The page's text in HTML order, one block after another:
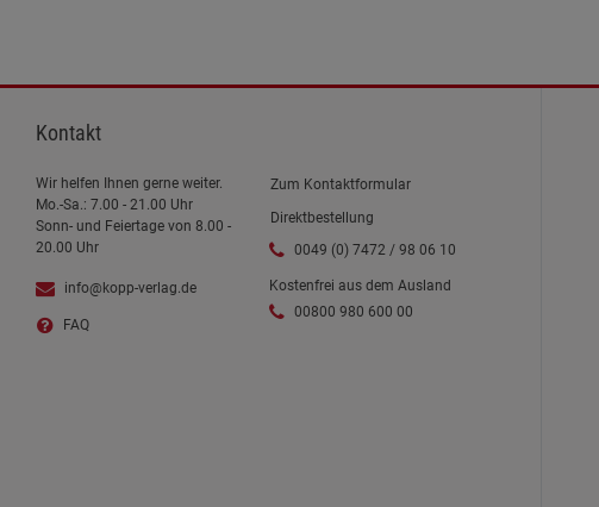
Kontakt
Wir helfen Ihnen gerne weiter.
Mo.-Sa.: 7.00 - 21.00 Uhr
Sonn- und Feiertage von 8.00 -
20.00 Uhr
info@kopp-verlag.de
FAQ
Zum Kontaktformular
Direktbestellung
0049 (0) 7472 / 98 06 10
Kostenfrei aus dem Ausland
00800 980 600 00